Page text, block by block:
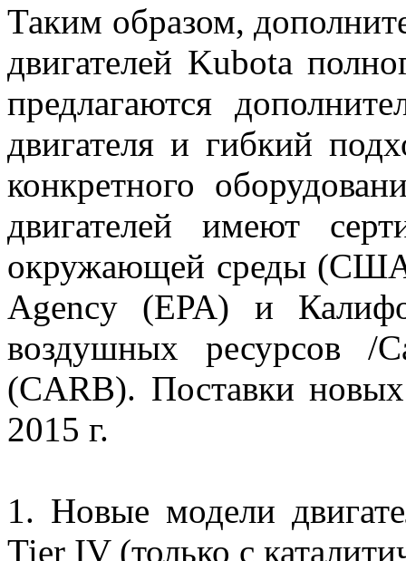
Таким образом,
двигателей Kubota
предлагаются
двигателя и гибкий
конкретного
двигателей имеют
окружающей среды
Agency (EPA) и
воздушных ресурсов /
(CARB). Поставки новых
2015 г.
1. Новые модели
Tier IV (только с